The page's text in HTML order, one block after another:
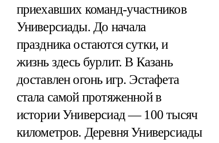
приехавших команд-участников
Универсиады. До начала
праздника остаются сутки, и
жизнь здесь бурлит. В Казань
доставлен огонь игр. Эстафета
стала самой протяженной в
истории Универсиад — 100 тысяч
километров. Деревня Универсиады